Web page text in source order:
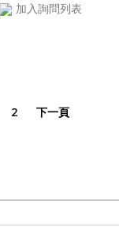
加入詢問列表
2 下一頁